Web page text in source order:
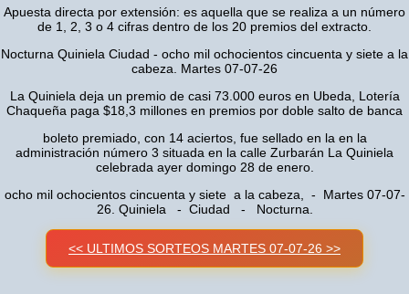
Apuesta directa por extensión: es aquella que se realiza a un número
de 1, 2, 3 o 4 cifras dentro de los 20 premios del extracto.
Nocturna Quiniela Ciudad - ocho mil ochocientos cincuenta y siete a la
cabeza. Martes 07-07-26
La Quiniela deja un premio de casi 73.000 euros en Ubeda, Lotería
Chaqueña paga $18,3 millones en premios por doble salto de banca
boleto premiado, con 14 aciertos, fue sellado en la en la
administración número 3 situada en la calle Zurbarán La Quiniela
celebrada ayer domingo 28 de enero.
ocho mil ochocientos cincuenta y siete a la cabeza, - Martes 07-07-
26. Quiniela - Ciudad - Nocturna.
<< ULTIMOS SORTEOS MARTES 07-07-26 >>